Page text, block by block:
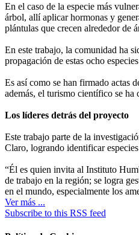
En el caso de la especie más
árbol, allí aplicar hormonas y
plántulas que crecen alrededor de
En este trabajo, la comunidad ha
propagación de estas ocho
Es así como se han firmado actas
además, el turismo científico se ha
Los líderes detrás del proyecto
Este trabajo parte de la
Claro, logrando identificar
“Él es quien invita al Instituto
de trabajo en la región; se logra
en el mundo, especialmente los
Ver más ...
Subscribe to this RSS feed